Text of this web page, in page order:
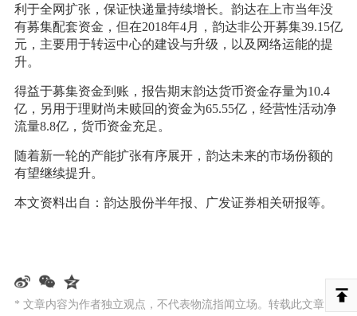
利于全网扩张，保证快递量持续增长。韵达在上市当年没
有募集配套资金，但在2018年4月，韵达非公开募集39.15亿
元，主要用于转运中心的建设与升级，以及网络运能的提
升。
得益于募集资金到账，报告期末韵达货币资金存量为10.4
亿，另用于理财尚未赎回的资金为65.55亿，经营性活动净
流量8.8亿，货币资金充足。
随着新一轮的产能扩张有序展开，韵达未来的市场份额的
有望继续提升。
本文资料出自：韵达股份半年报、广发证券相关研报等。
* 文章内容为作者独立观点，不代表物流指闻立场。转载此文章需